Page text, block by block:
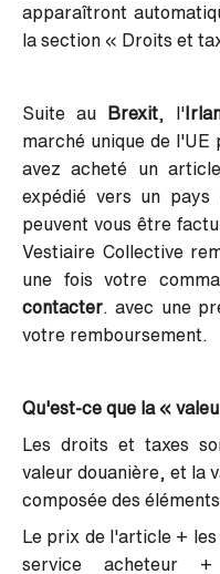
apparaîtront
la section « Droits et
Suite au Brexit , l'
marché unique de l'UE
avez acheté un
expédié vers un
peuvent vous être
Vestiaire Collective
une fois votre
contacter . avec une
votre remboursement.
Qu'est-ce que la «
Les droits et taxes
valeur douanière, et la
composée des
Le prix de l'article +
service acheteur